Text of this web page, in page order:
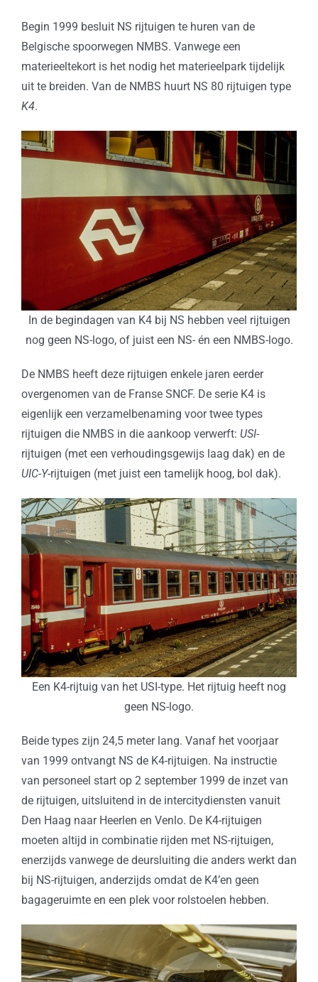
Begin 1999 besluit NS rijtuigen te huren van de
Belgische spoorwegen NMBS. Vanwege een
materieeltekort is het nodig het materieelpark tijdelijk
uit te breiden. Van de NMBS huurt NS 80 rijtuigen type
K4.
In de begindagen van K4 bij NS hebben veel rijtuigen
nog geen NS-logo, of juist een NS- én een NMBS-logo.
De NMBS heeft deze rijtuigen enkele jaren eerder
overgenomen van de Franse SNCF. De serie K4 is
eigenlijk een verzamelbenaming voor twee types
rijtuigen die NMBS in die aankoop verwerft: USI-
rijtuigen (met een verhoudingsgewijs laag dak) en de
UIC-Y-rijtuigen (met juist een tamelijk hoog, bol dak).
Een K4-rijtuig van het USI-type. Het rijtuig heeft nog
geen NS-logo.
Beide types zijn 24,5 meter lang. Vanaf het voorjaar
van 1999 ontvangt NS de K4-rijtuigen. Na instructie
van personeel start op 2 september 1999 de inzet van
de rijtuigen, uitsluitend in de intercitydiensten vanuit
Den Haag naar Heerlen en Venlo. De K4-rijtuigen
moeten altijd in combinatie rijden met NS-rijtuigen,
enerzijds vanwege de deursluiting die anders werkt dan
bij NS-rijtuigen, anderzijds omdat de K4’en geen
bagageruimte en een plek voor rolstoelen hebben.